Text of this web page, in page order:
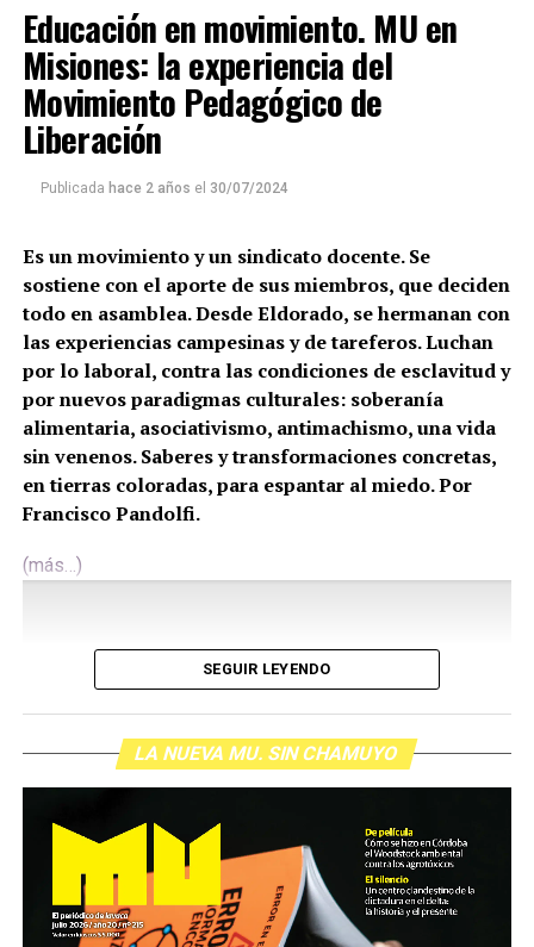
Educación en movimiento. MU en
Misiones: la experiencia del
Movimiento Pedagógico de
Liberación
Publicada hace 2 años el 30/07/2024
Es un movimiento y un sindicato docente. Se
sostiene con el aporte de sus miembros, que deciden
todo en asamblea. Desde Eldorado, se hermanan con
las experiencias campesinas y de tareferos. Luchan
por lo laboral, contra las condiciones de esclavitud y
por nuevos paradigmas culturales: soberanía
alimentaria, asociativismo, antimachismo, una vida
sin venenos. Saberes y transformaciones concretas,
en tierras coloradas, para espantar al miedo. Por
Francisco Pandolfi.
(más…)
SEGUIR LEYENDO
LA NUEVA MU. SIN CHAMUYO